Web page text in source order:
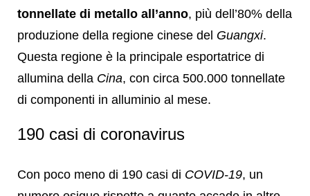
tonnellate di metallo all’anno, più dell’80% della
produzione della regione cinese del Guangxi.
Questa regione è la principale esportatrice di
allumina della Cina, con circa 500.000 tonnellate
di componenti in alluminio al mese.
190 casi di coronavirus
Con poco meno di 190 casi di COVID-19, un